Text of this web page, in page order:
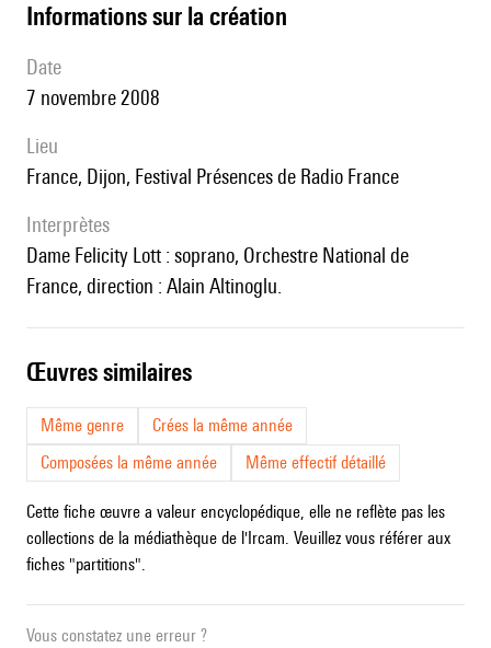
informations sur la création
date
7 novembre 2008
lieu
France, Dijon, Festival Présences de Radio France
interprètes
Dame Felicity Lott : soprano, Orchestre National de
France, direction : Alain Altinoglu.
œuvres similaires
Même genre
Crées la même année
Composées la même année
Même effectif détaillé
Cette fiche œuvre a valeur encyclopédique, elle ne reflète pas les
collections de la médiathèque de l'Ircam. Veuillez vous référer aux
fiches "partitions".
Vous constatez une erreur ?